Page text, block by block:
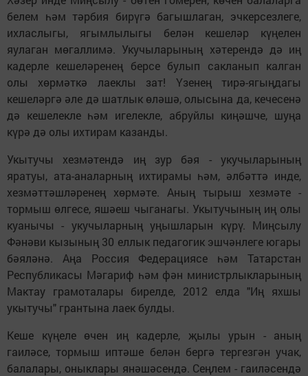
белем һәм тәрбия бирүгә багышлаган, эчкерсезлеге,
ихласлыгы, ягымлылыгы белән кешеләр күңелен
яулаган мөгаллимә. Укучыларының хәтерендә дә иң
кадерле кешеләренең берсе булып сак­ланып калган
олы хөрмәткә лаеклы зат! Үзенең тирә-ягыңдагы
кешеләргә әле дә шатлык өләшә, олысына да, кечесенә
дә кешелекле һәм игелекле, абруйлы киңәшче, шуңа
күрә дә олы ихтирам казанды.
Укытучы хезмәтендә иң зур бәя - укучыларының
яратуы, ата-ана­ларның ихтирамы һәм, әлбәттә инде,
хезмәттәшләренең хөрмәте. Аның тырыш хезмәте -
тормыш өлгесе, яшә­еш чыганагы. Укытучының иң­ олы
куанычы - укучыларның уңышларын күрү. Миңсылу
Фәнәви кызының 30 еллык педагогик эшчәнлеге югары
бәяләнә. Аңа Россия Федерациясе һәм Татарстан
Республикасы Мәгариф һәм фән министрлыкларының
Мактау грамоталары бирелде, 2012 елда "Иң яхшы
укытучы" грантына лаек булды.
Кеше күңеле өчен иң кадерле, җылы урын - аның
гаиләсе, тормыш иптәше белән бергә тергезгән учак,
балалары, оныклары янәшәсендә. Сеңлем - гаиләсендә